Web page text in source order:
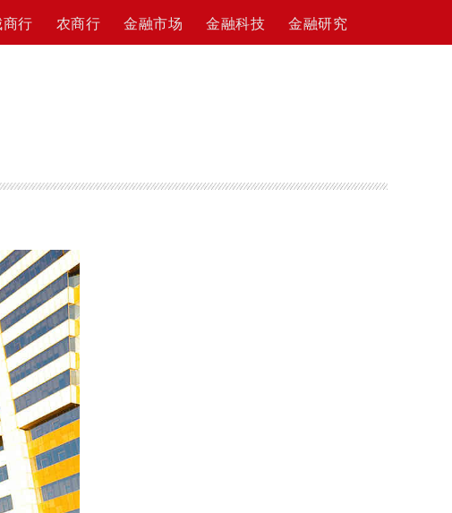
行 农商行 金融市场 金融科技 金融研究